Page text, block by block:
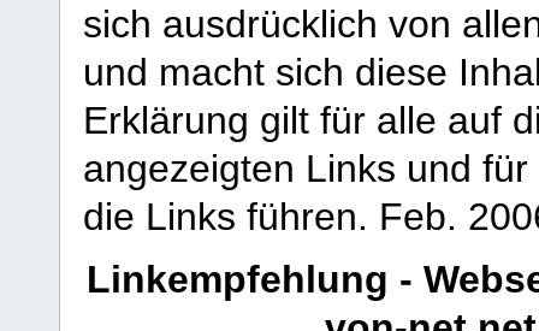
sich ausdrücklich von
und macht sich diese
Erklärung gilt für alle auf
angezeigten Links und
die Links führen. Feb.
Linkempfehlung -